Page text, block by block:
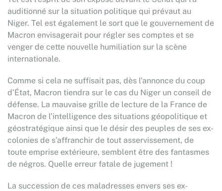
auditionné sur la situation politique qui prévaut au
Niger. Tel est également le sort que le gouvernement de
Macron envisagerait pour régler ses comptes et se
venger de cette nouvelle humiliation sur la scène
internationale.
Comme si cela ne suffisait pas, dès l’annonce du coup
d’État, Macron tiendra sur le cas du Niger un conseil de
défense. La mauvaise grille de lecture de la France de
Macron de l’intelligence des situations géopolitique et
géostratégique ainsi que le désir des peuples de ses ex-
colonies de s’affranchir de tout asservissement, de
toute emprise extérieure, semblent être des fantasmes
de négros. Quelle erreur fatale de jugement !
La succession de ces maladresses envers ses ex-